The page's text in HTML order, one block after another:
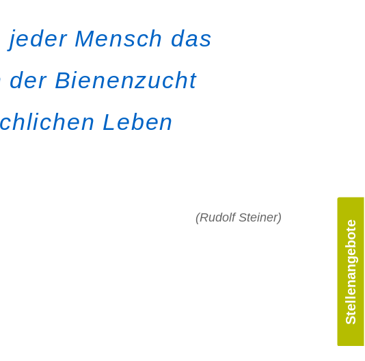
Stellenangebote
Mensch das
Bienenzucht
Leben
(Rudolf Steiner)